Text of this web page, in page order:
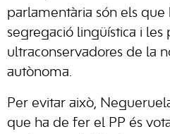
parlamentària són els que
segregació lingüística i les
ultraconservadores de la
autònoma.
Per evitar això,
que ha de fer el PP és